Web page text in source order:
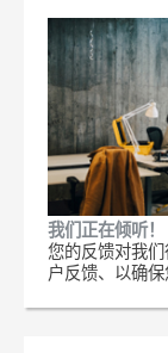
我们正在倾听！
您的反馈对我
户反馈、以确